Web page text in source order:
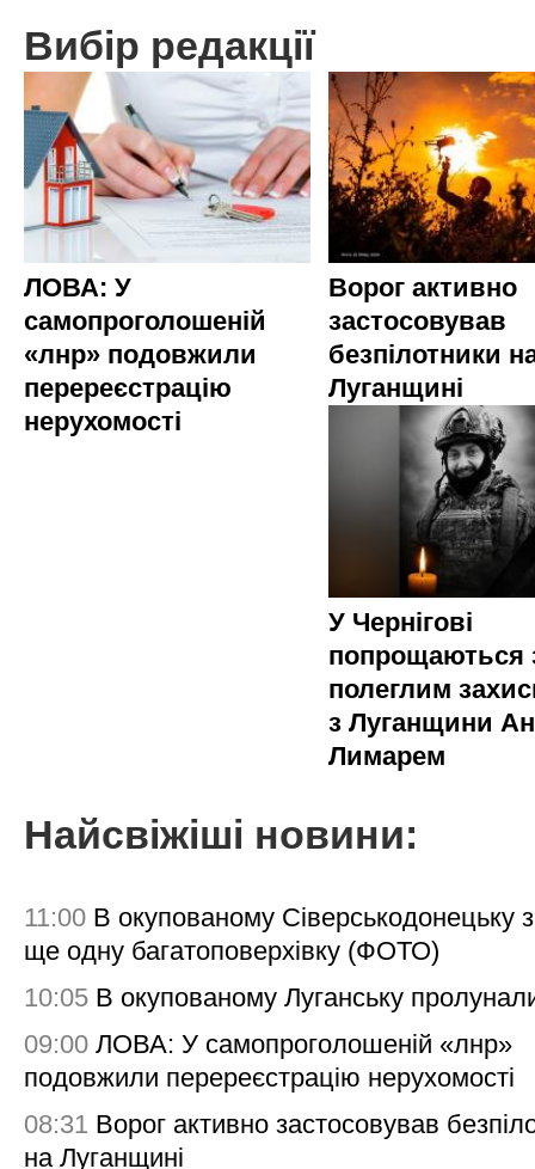
Вибір редакції
ЛОВА: У
самопроголошеній
«лнр» подовжили
перереєстрацію
нерухомості
Ворог активно
застосовував
безпілотники
Луганщині
У Чернігові
попрощаються
полеглим
з Луганщини
Лимарем
Найсвіжіші новини:
11:00 В окупованому Сіверськодонецьку
ще одну багатоповерхівку (ФОТО)
10:05 В окупованому Луганську
09:00 ЛОВА: У самопроголошеній «лнр»
подовжили перереєстрацію нерухомості
08:31 Ворог активно застосовував
на Луганщині